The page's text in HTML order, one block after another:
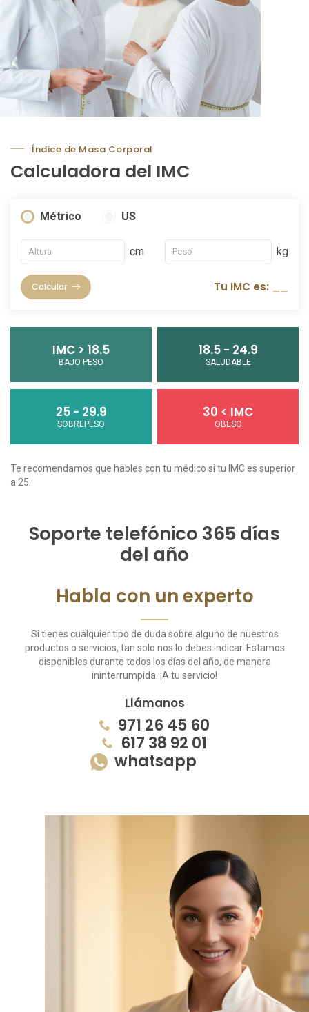
Índice de Masa Corporal
Calculadora del IMC
Métrico US
cm kg
Calcular Tu IMC es:
IMC > 18.5
BAJO PESO
18.5 - 24.9
SALUDABLE
25 - 29.9
SOBREPESO
30 < IMC
OBESO
Te recomendamos que hables con tu médico si tu IMC es superior
a 25.
Soporte telefónico 365 días
del año
Habla con un experto
Si tienes cualquier tipo de duda sobre alguno de nuestros
productos o servicios, tan solo nos lo debes indicar. Estamos
disponibles durante todos los días del año, de manera
ininterrumpida. ¡A tu servicio!
Llámanos
971 26 45 60
617 38 92 01
whatsapp